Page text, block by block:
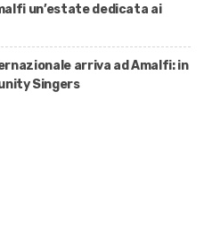
un’estate dedicata ai
arriva ad Amalfi: in
Singers